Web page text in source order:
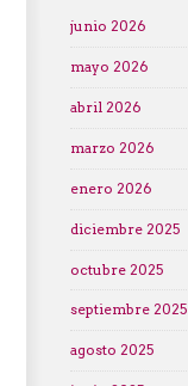
junio 2026
mayo 2026
abril 2026
marzo 2026
enero 2026
diciembre 2025
octubre 2025
septiembre 2025
agosto 2025